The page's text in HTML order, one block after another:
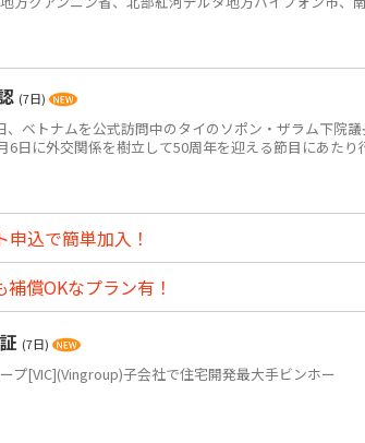
(7日)
ベトナムを公式訪問中のタイのソポン・ザラム下院議
6日に外交関係を樹立して50周年を迎える節目にあたり
込で簡単加入！
償OKなプラン有！
(7日)
[VIC](Vingroup)子会社で住宅開発最大手ビンホー